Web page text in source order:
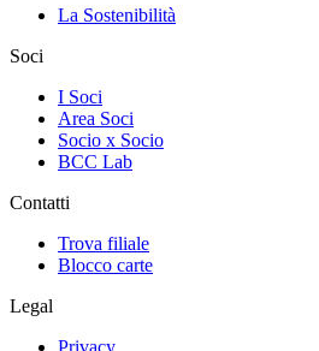
La Sostenibilità
Soci
I Soci
Area Soci
Socio x Socio
BCC Lab
Contatti
Trova filiale
Blocco carte
Legal
Privacy